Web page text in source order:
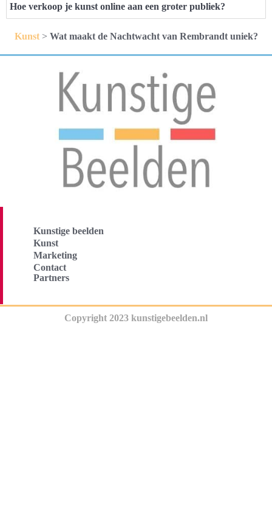
Hoe verkoop je kunst online aan een groter publiek?
Kunst> Wat maakt de Nachtwacht van Rembrandt uniek?
Kunstige beelden
Kunst
Marketing
Contact
Partners
Copyright 2023 kunstigebeelden.nl